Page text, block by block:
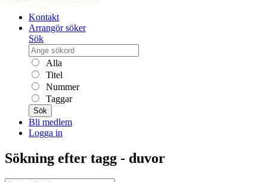
Kontakt
Arrangör söker
Sök
Alla
Titel
Nummer
Taggar
Sök
Bli medlem
Logga in
Sökning efter tagg - duvor